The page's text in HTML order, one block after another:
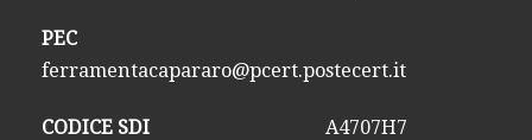
PEC
ferramentacapararo@pcert.postecert.it
CODICE SDI A4707H7